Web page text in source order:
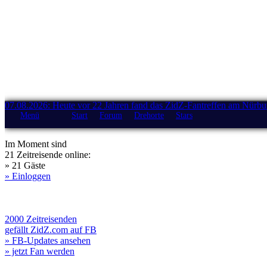
07.08.2026: Heute vor 22 Jahren fand das ZidZ-Fantreffen am
Menü Start Forum Drehorte Stars
Im Moment sind
21 Zeitreisende online:
» 21 Gäste
» Einloggen
2000 Zeitreisenden
gefällt ZidZ.com auf FB
» FB-Updates ansehen
» jetzt Fan werden